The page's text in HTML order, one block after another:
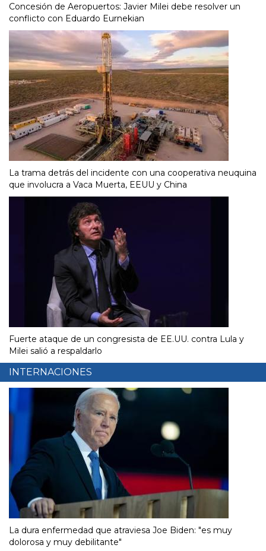
Concesión de Aeropuertos: Javier Milei debe resolver un
conflicto con Eduardo Eurnekian
La trama detrás del incidente con una cooperativa neuquina
que involucra a Vaca Muerta, EEUU y China
Fuerte ataque de un congresista de EE.UU. contra Lula y
Milei salió a respaldarlo
INTERNACIONES
La dura enfermedad que atraviesa Joe Biden: "es muy
dolorosa y muy debilitante"